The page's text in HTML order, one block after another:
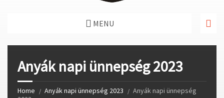
MENU
Anyák napi ünnepség 2023
Home Anyák napi ünnepség 2023
Anyák napi ünnepség